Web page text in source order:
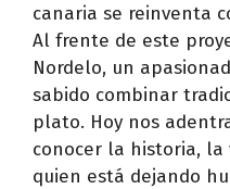
canaria se reinventa
Al frente de este
Nordelo, un
sabido combinar
plato. Hoy nos
conocer la historia, la
quien está dejando